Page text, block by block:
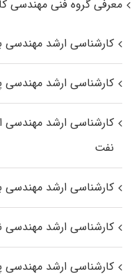
معرفی گروه فنی مهندسی
کارشناسی ارشد مهندسی
کارشناسی ارشد مهندسی
کارشناسی ارشد مهندسی
نفت
کارشناسی ارشد مهندسی
کارشناسی ارشد
کارشناسی ارشد مهندسی